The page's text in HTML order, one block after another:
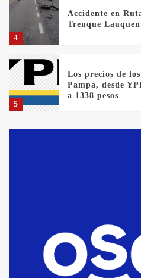
4
Accidente en
Trenque Lauquen
5
Los precios de
Pampa, desde
a 1338 pesos
comercialización
del sábado
T.Lauquen: se